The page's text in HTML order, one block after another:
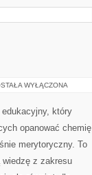
WYŁĄCZONA
który
opanować chemię
merytoryczny. To
z zakresu